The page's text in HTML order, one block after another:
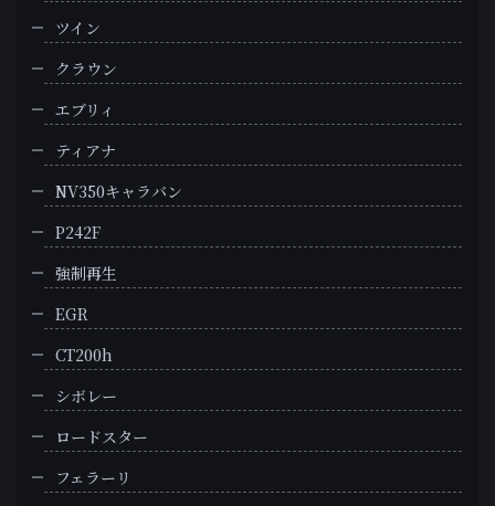
ツイン
クラウン
エブリィ
ティアナ
NV350キャラバン
P242F
強制再生
EGR
CT200h
シボレー
ロードスター
フェラーリ